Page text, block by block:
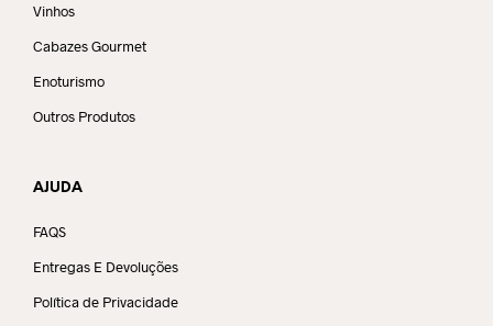
Vinhos
Cabazes Gourmet
Enoturismo
Outros Produtos
AJUDA
FAQS
Entregas E Devoluções
Política de Privacidade